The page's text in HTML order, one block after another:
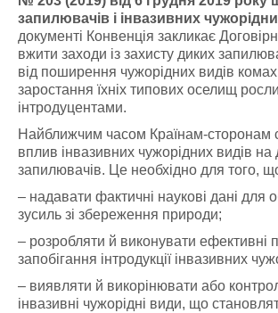
запилювачів і інвазивних
документі Конвенція закликає
вжити заходи із захисту диких
від поширення чужорідних видів
заростання їхніх типових оселищ
інтродуцентами.
Найближчим часом Країнам-сторонам
вплив інвазивних чужорідних видів на
запилювачів. Це необхідно для того,
– надавати фактичні наукові дані для
зусиль зі збереження природи;
– розробляти й виконувати ефективні
запобігання інтродукції інвазивних
– виявляти й викорінювати або
інвазивні чужорідні види, що